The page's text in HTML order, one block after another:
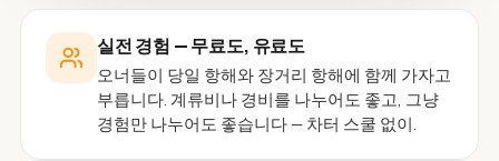
실전 경험 — 무료도, 유료도
오너들이 당일 항해와 장거리 항해에 함께 가자고
부릅니다. 계류비나 경비를 나누어도 좋고, 그냥
경험만 나누어도 좋습니다 — 차터 스쿨 없이.